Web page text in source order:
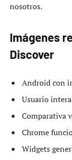
nosotros.
Imágenes
Discover
Android con
Usuario
Comparativa
Chrome
Widgets